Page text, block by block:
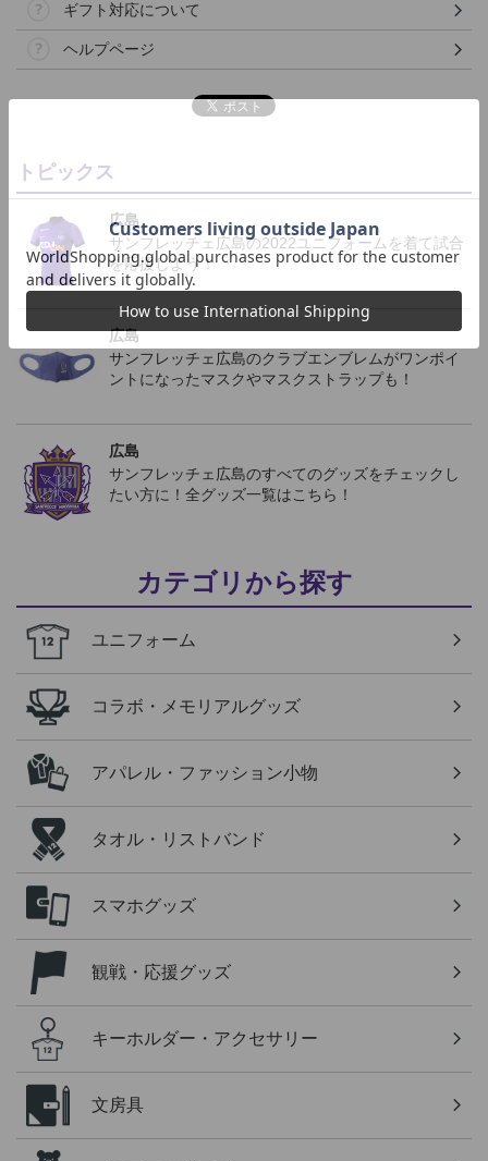
ギフト対応について
ヘルプページ
トピックス
広島
サンフレッチェ広島の2022ユニフォームを着て試合
を応援しよう！
広島
サンフレッチェ広島のクラブエンブレムがワンポイ
ントになったマスクやマスクストラップも！
広島
サンフレッチェ広島のすべてのグッズをチェックし
たい方に！全グッズ一覧はこちら！
カテゴリから探す
ユニフォーム
コラボ・メモリアルグッズ
アパレル・ファッション小物
タオル・リストバンド
スマホグッズ
観戦・応援グッズ
キーホルダー・アクセサリー
文房具